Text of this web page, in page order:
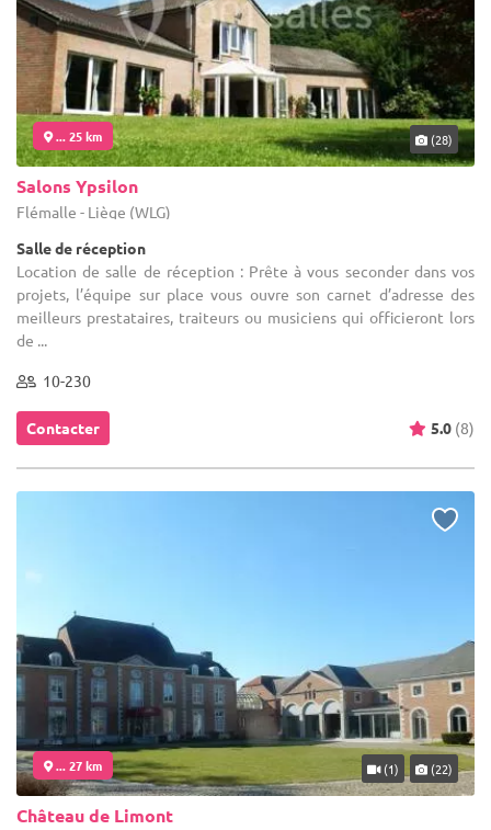
... 25 km (28)
Salons Ypsilon
Flémalle - Liège (WLG)
Salle de réception
Location de salle de réception : Prête à vous seconder dans vos
projets, l’équipe sur place vous ouvre son carnet d’adresse des
meilleurs prestataires, traiteurs ou musiciens qui officieront lors
de ...
10-230
Contacter 5.0 (8)
... 27 km (1) (22)
Château de Limont